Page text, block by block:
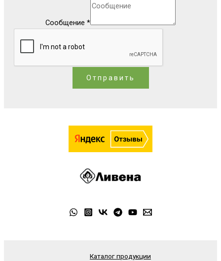
Сообщение *
Отправить
Каталог продукции